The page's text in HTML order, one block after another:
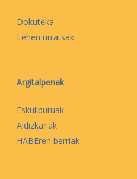
Dokuteka
Lehen urratsak
Argitalpenak
Eskuliburuak
Aldizkariak
HABEren berriak